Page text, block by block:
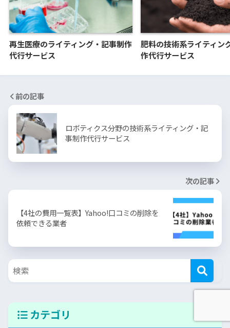
再生医療のライティング・記事制作
代行サービス
肥料の技術系ライティン
作代行サービス
前の記事
ロボティクス分野の技術系ライティング・記
事制作代行サービス
次の記事
【4社の費用一覧表】Yahoo!口コミの削除を
依頼できる業者
カテゴリ